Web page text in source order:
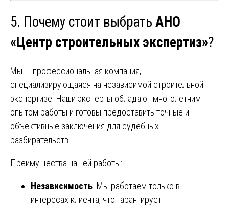
5. Почему стоит выбрать АНО
«Центр строительных экспертиз»?
Мы — профессиональная компания,
специализирующаяся на независимой строительной
экспертизе. Наши эксперты обладают многолетним
опытом работы и готовы предоставить точные и
объективные заключения для судебных
разбирательств.
Преимущества нашей работы:
Независимость. Мы работаем только в
интересах клиента, что гарантирует